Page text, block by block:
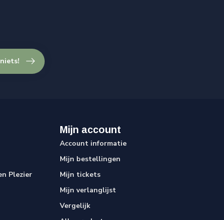
Plezier
Mijn account
Account informatie
Mijn bestellingen
Mijn tickets
Mijn verlanglijst
Vergelijk